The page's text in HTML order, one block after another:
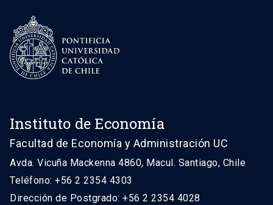
Instituto de Economía
Facultad de Economía y Administración UC
Avda. Vicuña Mackenna 4860, Macul. Santiago, Chile
Teléfono: +56 2 2354 4303
Dirección de Postgrado: +56 2 2354 4028